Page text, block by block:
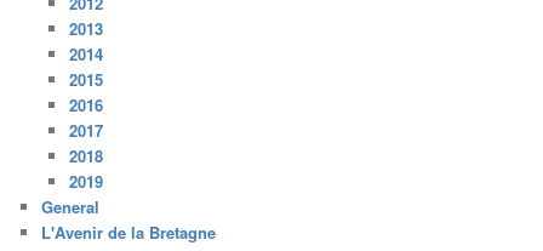
2013
2014
2015
2016
2017
2018
2019
General
L'Avenir de la Bretagne